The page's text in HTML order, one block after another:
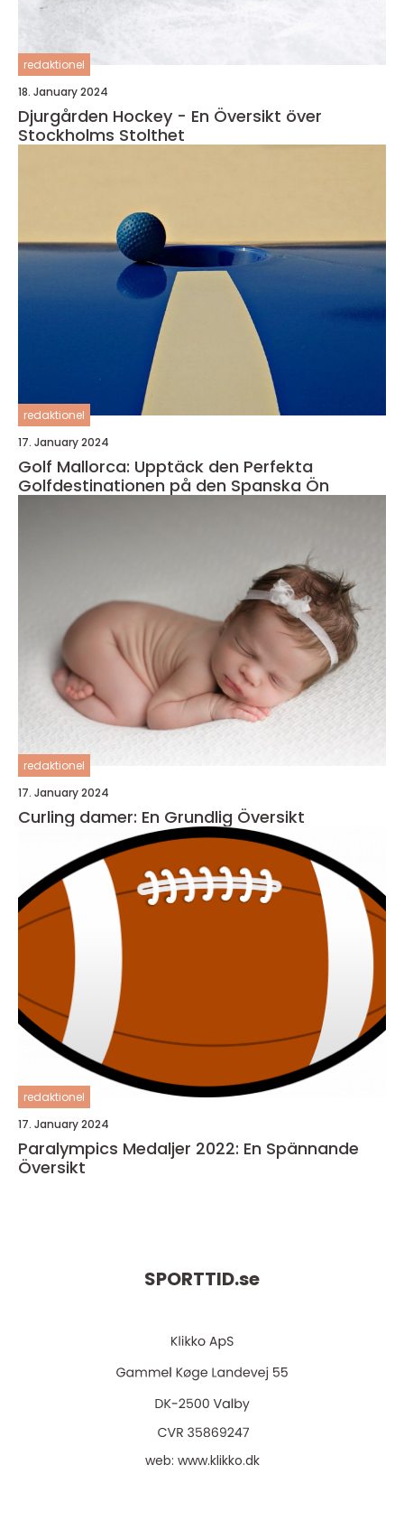
redaktionel
18. January 2024
Djurgården Hockey - En Översikt över
Stockholms Stolthet
redaktionel
17. January 2024
Golf Mallorca: Upptäck den Perfekta
Golfdestinationen på den Spanska Ön
redaktionel
17. January 2024
Curling damer: En Grundlig Översikt
redaktionel
17. January 2024
Paralympics Medaljer 2022: En Spännande
Översikt
SPORTTID.se
web: www.klikko.dk